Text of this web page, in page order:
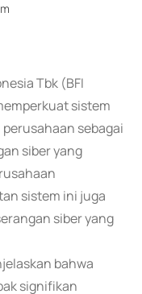
Tbk (BFI
sistem
sebagai
siber yang
sistem ini juga
siber yang
bahwa
signifikan